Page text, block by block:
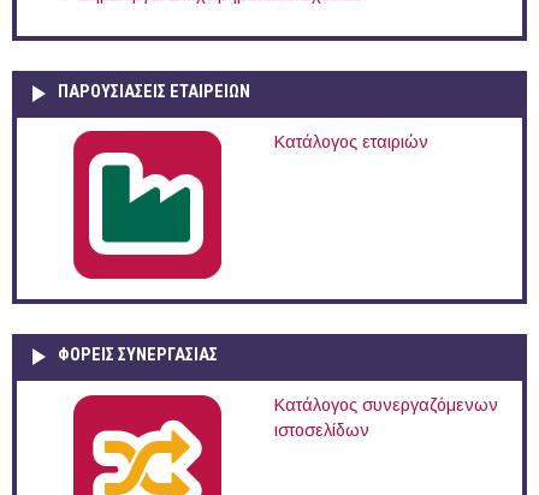
ΠΑΡΟΥΣΙΆΣΕΙΣ ΕΤΑΙΡΕΙΏΝ
Κατάλογος εταιριών
ΦΟΡΕΙΣ ΣΥΝΕΡΓΑΣΙΑΣ
Κατάλογος συνεργαζόμενων
ιστοσελίδων